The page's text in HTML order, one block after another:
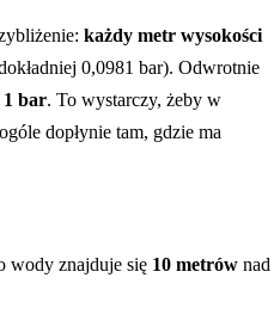
każdy metr wysokości
0,0981 bar). Odwrotnie
1 bar. To wystarczy, żeby w
dopłynie tam, gdzie ma
wody znajduje się 10 metrów nad